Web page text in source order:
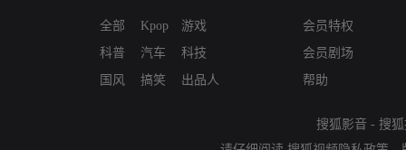
全部
科普
国风
Kpop
汽车
搞笑
游戏
科技
出品人
会员特权
会员剧场
帮助
搜狐影音 - 搜